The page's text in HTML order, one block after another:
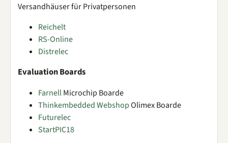
Versandhäuser für Privatpersonen
Reichelt
RS-Online
Distrelec
Evaluation Boards
FarnellMicrochip Boarde
Thinkembedded WebshopOlimex Boarde
Futurelec
StartPIC18